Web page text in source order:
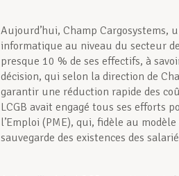
Aujourd’hui, Champ Cargosystems,
informatique au niveau du secteur
presque 10 % de ses effectifs, à
décision, qui selon la direction de
garantir une réduction rapide des
LCGB avait engagé tous ses efforts
l’Emploi (PME), qui, fidèle au
sauvegarde des existences des